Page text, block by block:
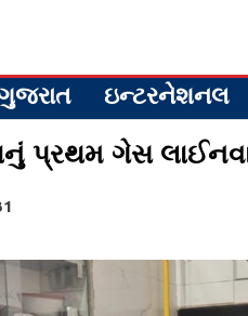
ગુજરાત ઇન્ટરનેશનલ
પ્રથમ ગેસ